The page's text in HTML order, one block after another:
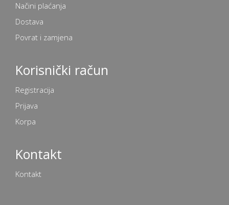
Načini plaćanja
Dostava
Povrat i zamjena
Korisnički račun
Registracija
Prijava
Korpa
Kontakt
Kontakt